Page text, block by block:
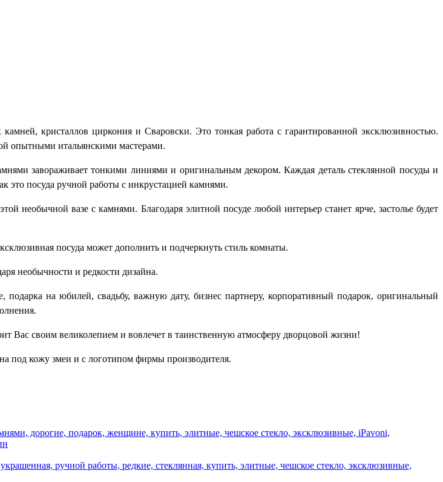
кристаллов циркония и Сваровски. Это тонкая работа с гарантированной эксклюзивностью.
опытными итальянскими мастерами.
завораживает тонкими линиями и оригинальным декором. Каждая деталь стеклянной посуды и
это посуда ручной работы с инкрустацией камнями.
необычной вазе с камнями. Благодаря элитной посуде любой интерьер станет ярче, застолье будет
посуда может дополнить и подчеркнуть стиль комнаты.
необычности и редкости дизайна.
на юбилей, свадьбу, важную дату, бизнес партнеру, корпоративный подарок, оригинальный
Вас своим великолепием и вовлечет в таинственную атмосферу дворцовой жизни!
под кожу змеи и с логотипом фирмы производителя.